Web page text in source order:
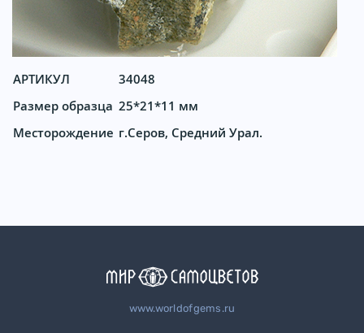
АРТИКУЛ
34048
Размер образца 25*21*11 мм
Месторождение г.Серов, Средний Урал.
www.worldofgems.ru